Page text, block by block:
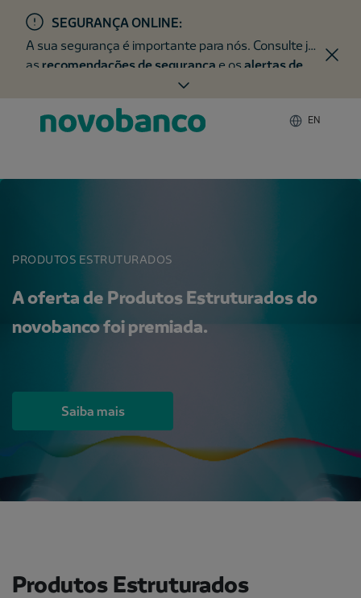
SEGURANÇA ONLINE:
A sua segurança é importante para nós. Consulte já
as recomendações de segurança e os alertas de
EN
PRODUTOS ESTRUTURADOS
A oferta de Produtos Estruturados do
novobanco foi premiada.
Saiba mais
Produtos Estruturados